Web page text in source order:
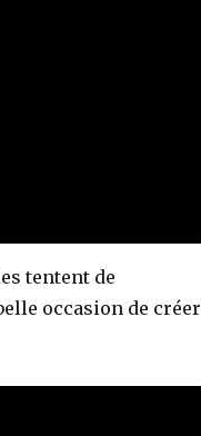
tentent de
occasion de créer